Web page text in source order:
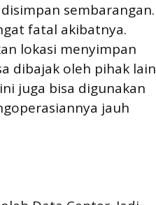
sembarangan.
fatal akibatnya.
lokasi menyimpan
dibajak oleh pihak lain
juga bisa digunakan
jauh